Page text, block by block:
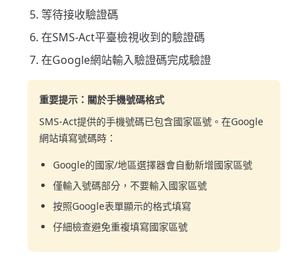
等待接收驗證碼
在SMS-Act平臺檢視收到的驗證碼
在Google網站輸入驗證碼完成驗證
重要提示：關於手機號碼格式
SMS-Act提供的手機號碼已包含國家區號。在Google
網站填寫號碼時：
Google的國家/地區選擇器會自動新增國家區號
僅輸入號碼部分，不要輸入國家區號
按照Google表單顯示的格式填寫
仔細檢查避免重複填寫國家區號